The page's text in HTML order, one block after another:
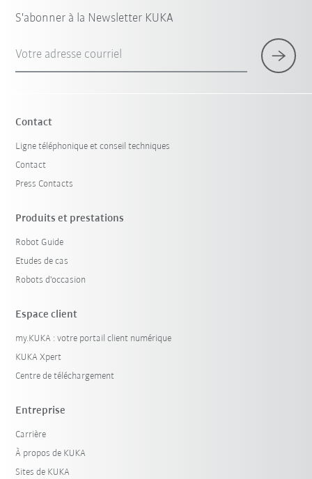
S'abonner à la Newsletter KUKA
Votre adresse courriel
Contact
Ligne téléphonique et conseil techniques
Contact
Press Contacts
Produits et prestations
Robot Guide
Etudes de cas
Robots d'occasion
Espace client
my.KUKA : votre portail client numérique
KUKA Xpert
Centre de téléchargement
Entreprise
Carrière
À propos de KUKA
Sites de KUKA